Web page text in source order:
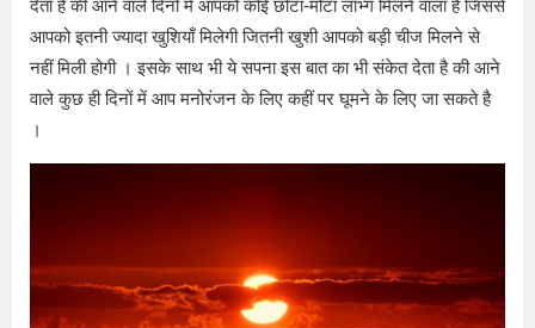
देता है की आने वाले दिनों में आपको कोई छोटा-मोटा लाभ्ग मिलने वाला है जिससे
आपको इतनी ज्यादा खुशियाँ मिलेगी जितनी खुशी आपको बड़ी चीज मिलने से
नहीं मिली होगी । इसके साथ भी ये सपना इस बात का भी संकेत देता है की आने
वाले कुछ ही दिनों में आप मनोरंजन के लिए कहीं पर घूमने के लिए जा सकते है
।